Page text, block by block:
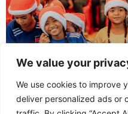
We value your
We use cookies to improve
deliver personalized ads or
We are extremely